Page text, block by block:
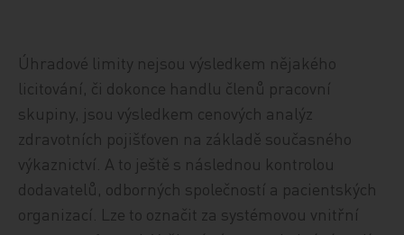
Úhradové limity nejsou výsledkem nějakého
licitování, či dokonce handlu členů pracovní
skupiny, jsou výsledkem cenových analýz
zdravotních pojišťoven na základě současného
výkaznictví. A to ještě s následnou kontrolou
dodavatelů, odborných společností a pacientských
organizací. Lze to označit za systémovou vnitřní